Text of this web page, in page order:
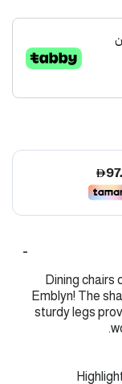
Dining chairs
Emblyn! The
sturdy legs